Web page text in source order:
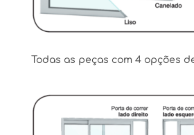
Todas as peças com 4 opções